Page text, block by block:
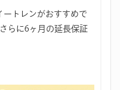
ートレンがおすすめで
らに6ヶ月の延長保証